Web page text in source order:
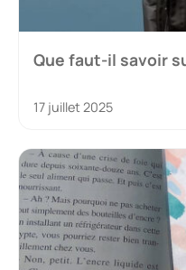
Que faut-il savoir
17 juillet 2025